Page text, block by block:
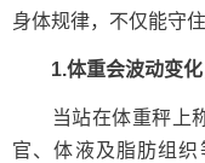
身体规律，不仅能守
1.体重会波动变化
当站在体重秤上称
官、体液及脂肪组